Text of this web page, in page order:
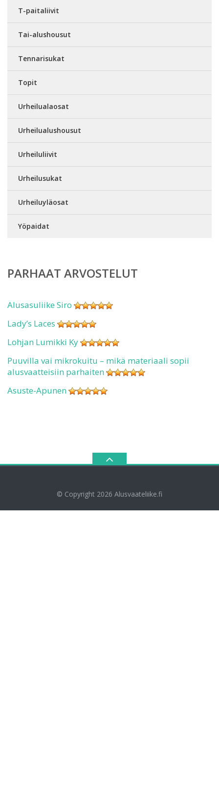
T-paitaliivit
Tai-alushousut
Tennarisukat
Topit
Urheilualaosat
Urheilualushousut
Urheiluliivit
Urheilusukat
Urheiluyläosat
Yöpaidat
PARHAAT ARVOSTELUT
Alusasuliike Siro
Lady’s Laces
Lohjan Lumikki Ky
Puuvilla vai mikrokuitu – mikä materiaali sopii
alusvaatteisiin parhaiten
Asuste-Apunen
© Copyright 2026 Alusvaateliike.fi